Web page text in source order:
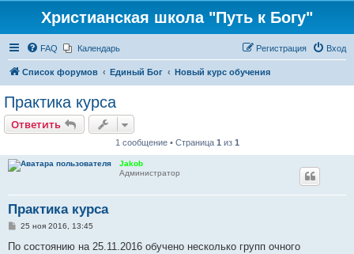
Христианская школа "Путь к Богу"
FAQ Календарь Вход
Регистрация
Список форумов Единый Бог Новый курс обучения
Практика курса
Ответить
1 сообщение • Страница 1 из 1
Jakob
Администратор
Практика курса
С
о
25 ноя 2016, 13:45
По состоянию на 25.11.2016 обучено несколько групп очного